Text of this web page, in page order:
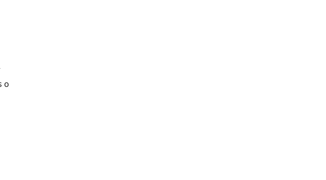
o